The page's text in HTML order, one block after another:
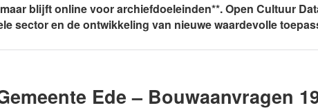
blijft online voor archiefdoeleinden**. Open Cultuur
sector en de ontwikkeling van nieuwe waardevolle
Ede – Bouwaanvragen